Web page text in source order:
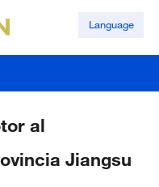
Language
al
Jiangsu